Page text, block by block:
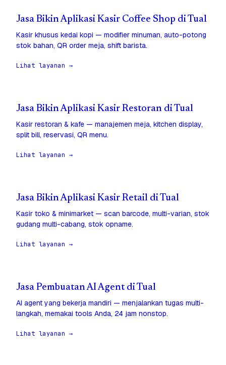
Jasa Bikin Aplikasi Kasir Coffee Shop di Tual
Kasir khusus kedai kopi — modifier minuman, auto-potong
stok bahan, QR order meja, shift barista.
Lihat layanan →
Jasa Bikin Aplikasi Kasir Restoran di Tual
Kasir restoran & kafe — manajemen meja, kitchen display,
split bill, reservasi, QR menu.
Lihat layanan →
Jasa Bikin Aplikasi Kasir Retail di Tual
Kasir toko & minimarket — scan barcode, multi-varian, stok
gudang multi-cabang, stok opname.
Lihat layanan →
Jasa Pembuatan AI Agent di Tual
AI agent yang bekerja mandiri — menjalankan tugas multi-
langkah, memakai tools Anda, 24 jam nonstop.
Lihat layanan →